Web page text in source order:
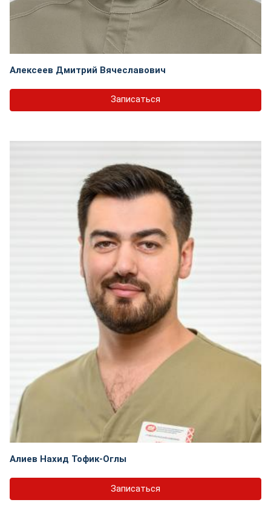
Алексеев Дмитрий Вячеславович
Записаться
Алиев Нахид Тофик-Оглы
Записаться